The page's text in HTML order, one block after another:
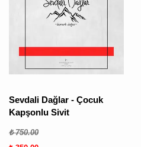
Sevdali Dağlar - Çocuk
Kapşonlu Sivit
₺ 750.00